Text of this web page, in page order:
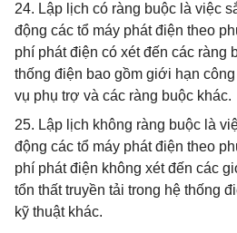
24. Lập lịch có ràng buộc là việc
động các tổ máy phát điện theo
phí phát điện có xét đến các ràng
thống điện bao gồm giới hạn
vụ phụ trợ và các ràng buộc khác.
25. Lập lịch không ràng buộc là
động các tổ máy phát điện theo
phí phát điện không xét đến các
tổn thất truyền tải trong hệ thống
kỹ thuật khác.